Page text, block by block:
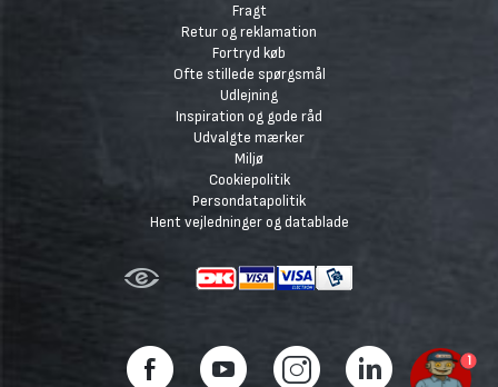
Fragt
Retur og reklamation
Fortryd køb
Ofte stillede spørgsmål
Udlejning
Inspiration og gode råd
Udvalgte mærker
Miljø
Cookiepolitik
Persondatapolitik
Hent vejledninger og datablade
1